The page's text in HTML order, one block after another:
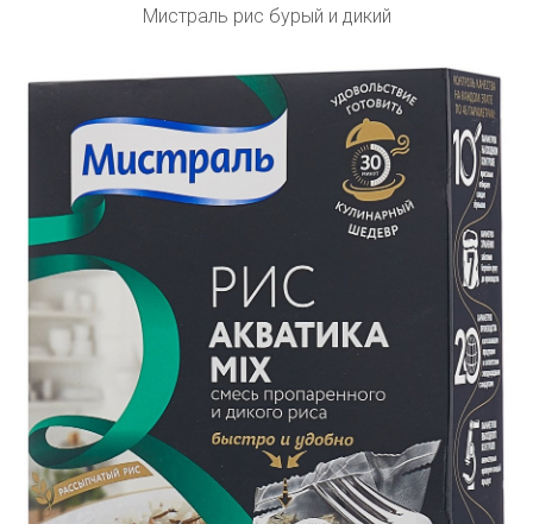
Мистраль рис бурый и дикий